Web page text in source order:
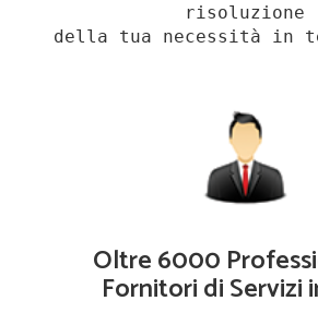
risoluzione
della tua necessità in
Oltre 6000
Fornitori di Servizi